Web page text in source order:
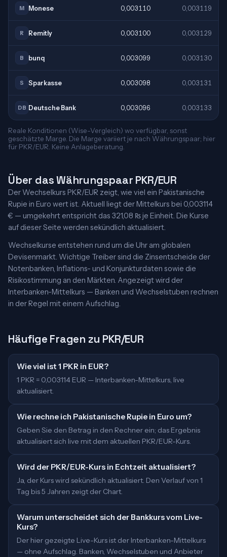
M Monese 0,003110 0,003119
R Remitly 0,003100 0,003129
B bunq 0,003099 0,003130
S Sparkasse 0,003098 0,003131
DB Deutsche Bank 0,003096 0,003133
Reale Konditionen (Wise-Vergleich) wo verfügbar, sonst
geschätzte Marge. Die Marge variiert je nach Währungspaar; hier
für PKR/EUR. Keine Anlageberatung.
Über das Währungspaar PKR/EUR
Der Wechselkurs PKR/EUR zeigt, wie viel ein Pakistanische
Rupie in Euro wert ist. Aktuell liegt der Mittelkurs bei 0,003114
€ — umgekehrt entspricht das 321,08 ₨ je Einheit. Die Kurse
auf dieser Seite werden sekündlich aktualisiert.
Wechselkurse entstehen rund um die Uhr am globalen
Devisenmarkt. Wichtige Treiber sind die Zinsentscheide der
Notenbanken, Inflations- und Konjunkturdaten sowie die
Risikostimmung an den Märkten. Angezeigt wird der
Interbanken-Mittelkurs — Banken und Wechselstuben rechnen
in der Regel mit einem Aufschlag.
Häufige Fragen zu PKR/EUR
Wie viel ist 1 PKR in EUR?
1 PKR = 0,003114 EUR — Interbanken-Mittelkurs, live
aktualisiert.
Wie rechne ich Pakistanische Rupie in Euro um?
Geben Sie den Betrag in den Rechner ein; das Ergebnis
aktualisiert sich live mit dem aktuellen PKR/EUR-Kurs.
Wird der PKR/EUR-Kurs in Echtzeit aktualisiert?
Ja, der Kurs wird sekündlich aktualisiert. Den Verlauf von 1
Tag bis 5 Jahren zeigt der Chart.
Warum unterscheidet sich der Bankkurs vom Live-
Kurs?
Der hier gezeigte Live-Kurs ist der Interbanken-Mittelkurs
— ohne Aufschlag. Banken, Wechselstuben und Anbieter